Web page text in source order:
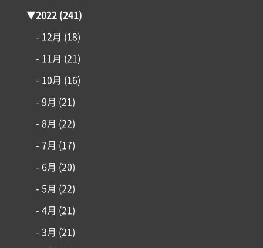
▼2022 (241)
- 12月 (18)
- 11月 (21)
- 10月 (16)
- 9月 (21)
- 8月 (22)
- 7月 (17)
- 6月 (20)
- 5月 (22)
- 4月 (21)
- 3月 (21)